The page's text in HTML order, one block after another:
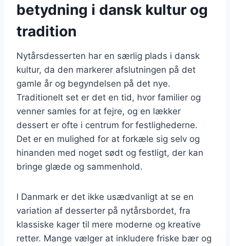
betydning i dansk kultur og
tradition
Nytårsdesserten har en særlig plads i dansk
kultur, da den markerer afslutningen på det
gamle år og begyndelsen på det nye.
Traditionelt set er det en tid, hvor familier og
venner samles for at fejre, og en lækker
dessert er ofte i centrum for festlighederne.
Det er en mulighed for at forkæle sig selv og
hinanden med noget sødt og festligt, der kan
bringe glæde og sammenhold.
I Danmark er det ikke usædvanligt at se en
variation af desserter på nytårsbordet, fra
klassiske kager til mere moderne og kreative
retter. Mange vælger at inkludere friske bær og